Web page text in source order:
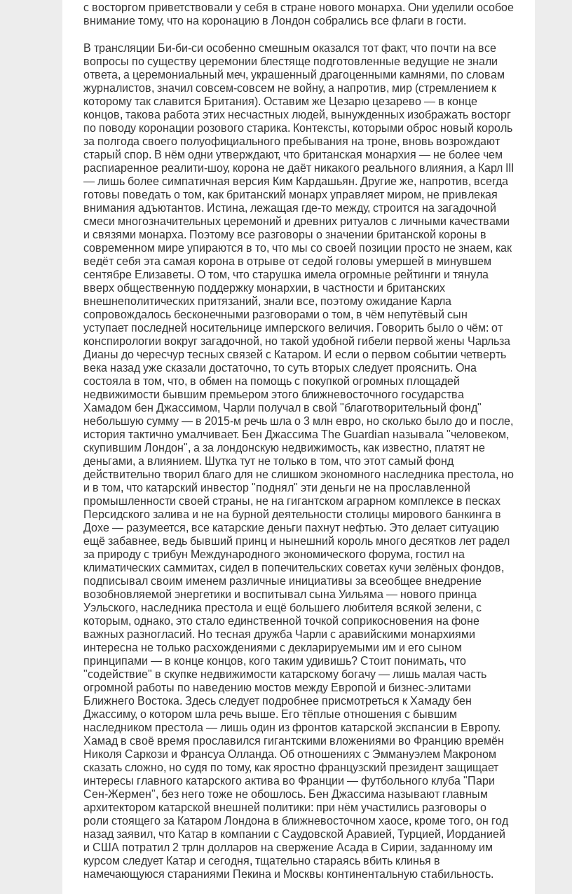
с восторгом приветствовали у себя в стране нового монарха. Они уделили особое
внимание тому, что на коронацию в Лондон собрались все флаги в гости.
В трансляции Би-би-си особенно смешным оказался тот факт, что почти на все
вопросы по существу церемонии блестяще подготовленные ведущие не знали
ответа, а церемониальный меч, украшенный драгоценными камнями, по словам
журналистов, значил совсем-совсем не войну, а напротив, мир (стремлением к
которому так славится Британия). Оставим же Цезарю цезарево — в конце
концов, такова работа этих несчастных людей, вынужденных изображать восторг
по поводу коронации розового старика. Контексты, которыми оброс новый король
за полгода своего полуофициального пребывания на троне, вновь возрождают
старый спор. В нём одни утверждают, что британская монархия — не более чем
распиаренное реалити-шоу, корона не даёт никакого реального влияния, а Карл III
— лишь более симпатичная версия Ким Кардашьян. Другие же, напротив, всегда
готовы поведать о том, как британский монарх управляет миром, не привлекая
внимания адъютантов. Истина, лежащая где-то между, строится на загадочной
смеси многозначительных церемоний и древних ритуалов с личными качествами
и связями монарха. Поэтому все разговоры о значении британской короны в
современном мире упираются в то, что мы со своей позиции просто не знаем, как
ведёт себя эта самая корона в отрыве от седой головы умершей в минувшем
сентябре Елизаветы. О том, что старушка имела огромные рейтинги и тянула
вверх общественную поддержку монархии, в частности и британских
внешнеполитических притязаний, знали все, поэтому ожидание Карла
сопровождалось бесконечными разговорами о том, в чём непутёвый сын
уступает последней носительнице имперского величия. Говорить было о чём: от
конспирологии вокруг загадочной, но такой удобной гибели первой жены Чарльза
Дианы до чересчур тесных связей с Катаром. И если о первом событии четверть
века назад уже сказали достаточно, то суть вторых следует прояснить. Она
состояла в том, что, в обмен на помощь с покупкой огромных площадей
недвижимости бывшим премьером этого ближневосточного государства
Хамадом бен Джассимом, Чарли получал в свой "благотворительный фонд"
небольшую сумму — в 2015-м речь шла о 3 млн евро, но сколько было до и после,
история тактично умалчивает. Бен Джассима The Guardian называла "человеком,
скупившим Лондон", а за лондонскую недвижимость, как известно, платят не
деньгами, а влиянием. Шутка тут не только в том, что этот самый фонд
действительно творил благо для не слишком экономного наследника престола, но
и в том, что катарский инвестор "поднял" эти деньги не на прославленной
промышленности своей страны, не на гигантском аграрном комплексе в песках
Персидского залива и не на бурной деятельности столицы мирового банкинга в
Дохе — разумеется, все катарские деньги пахнут нефтью. Это делает ситуацию
ещё забавнее, ведь бывший принц и нынешний король много десятков лет радел
за природу с трибун Международного экономического форума, гостил на
климатических саммитах, сидел в попечительских советах кучи зелёных фондов,
подписывал своим именем различные инициативы за всеобщее внедрение
возобновляемой энергетики и воспитывал сына Уильяма — нового принца
Уэльского, наследника престола и ещё большего любителя всякой зелени, с
которым, однако, это стало единственной точкой соприкосновения на фоне
важных разногласий. Но тесная дружба Чарли с аравийскими монархиями
интересна не только расхождениями с декларируемыми им и его сыном
принципами — в конце концов, кого таким удивишь? Стоит понимать, что
"содействие" в скупке недвижимости катарскому богачу — лишь малая часть
огромной работы по наведению мостов между Европой и бизнес-элитами
Ближнего Востока. Здесь следует подробнее присмотреться к Хамаду бен
Джассиму, о котором шла речь выше. Его тёплые отношения с бывшим
наследником престола — лишь один из фронтов катарской экспансии в Европу.
Хамад в своё время прославился гигантскими вложениями во Францию времён
Николя Саркози и Франсуа Олланда. Об отношениях с Эммануэлем Макроном
сказать сложно, но судя по тому, как яростно французский президент защищает
интересы главного катарского актива во Франции — футбольного клуба "Пари
Сен-Жермен", без него тоже не обошлось. Бен Джассима называют главным
архитектором катарской внешней политики: при нём участились разговоры о
роли стоящего за Катаром Лондона в ближневосточном хаосе, кроме того, он год
назад заявил, что Катар в компании с Саудовской Аравией, Турцией, Иорданией
и США потратил 2 трлн долларов на свержение Асада в Сирии, заданному им
курсом следует Катар и сегодня, тщательно стараясь вбить клинья в
намечающуюся стараниями Пекина и Москвы континентальную стабильность.